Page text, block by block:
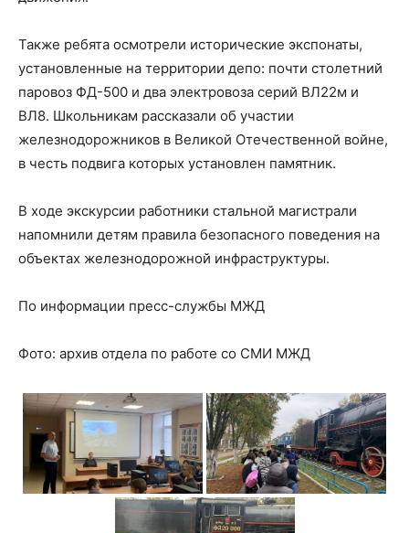
Также ребята осмотрели исторические экспонаты,
установленные на территории депо: почти столетний
паровоз ФД-500 и два электровоза серий ВЛ22м и
ВЛ8. Школьникам рассказали об участии
железнодорожников в Великой Отечественной войне,
в честь подвига которых установлен памятник.
В ходе экскурсии работники стальной магистрали
напомнили детям правила безопасного поведения на
объектах железнодорожной инфраструктуры.
По информации пресс-службы МЖД
Фото: архив отдела по работе со СМИ МЖД